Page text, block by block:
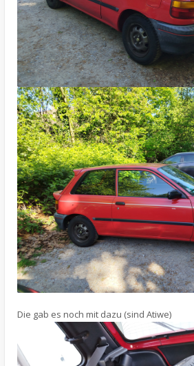
Die gab es noch mit dazu (sind Atiwe)